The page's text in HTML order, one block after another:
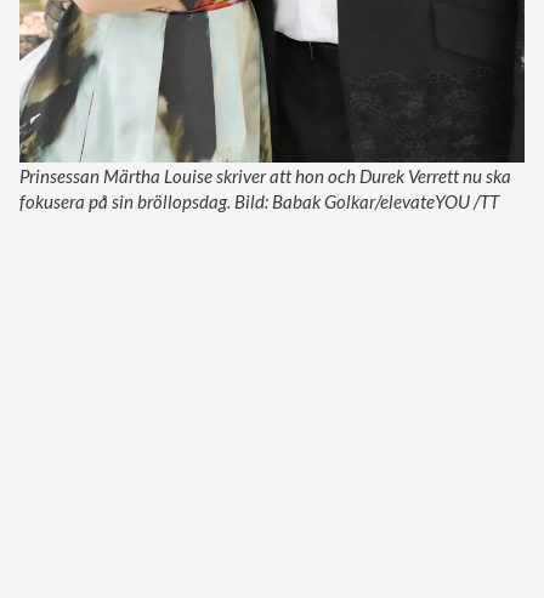
Prinsessan Märtha Louise skriver att hon och Durek Verrett nu ska
fokusera på sin bröllopsdag. Bild: Babak Golkar/elevateYOU /TT